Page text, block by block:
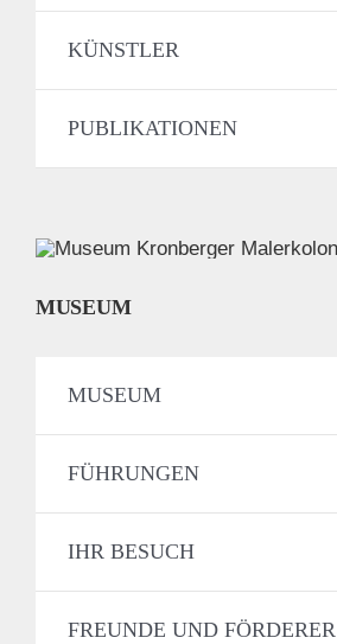
KÜNSTLER
PUBLIKATIONEN
MUSEUM
MUSEUM
FÜHRUNGEN
IHR BESUCH
FREUNDE UND FÖRDERER